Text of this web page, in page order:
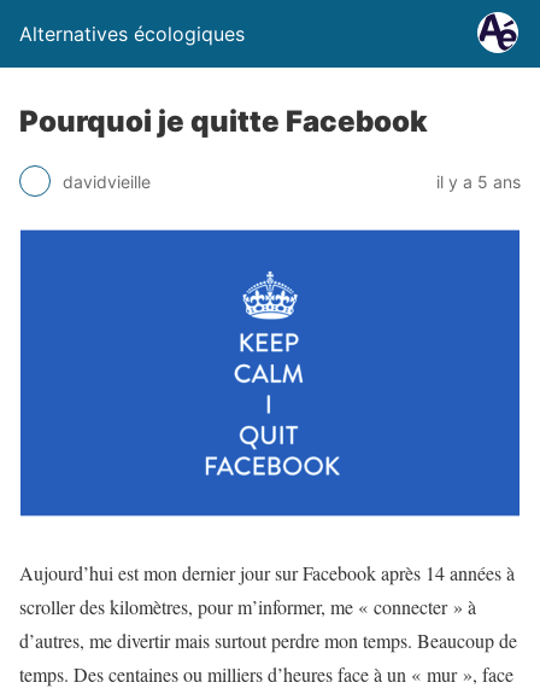
Alternatives écologiques
Pourquoi je quitte Facebook
davidvieille il y a 5 ans
Aujourd’hui est mon dernier jour sur Facebook après 14 années à
scroller des kilomètres, pour m’informer, me « connecter » à
d’autres, me divertir mais surtout perdre mon temps. Beaucoup de
temps. Des centaines ou milliers d’heures face à un « mur », face